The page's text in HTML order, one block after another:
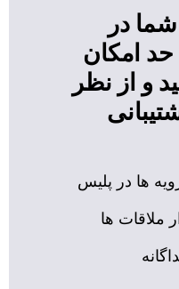
در
امکان
و از نظر
ها در پلیس
ها